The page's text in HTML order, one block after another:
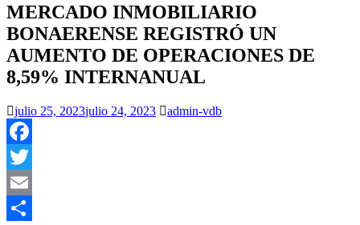
MERCADO INMOBILIARIO
BONAERENSE REGISTRÓ UN
AUMENTO DE OPERACIONES DE
8,59% INTERNANUAL
julio 25, 2023julio 24, 2023 admin-vdb
Facebook
Twitter
Email